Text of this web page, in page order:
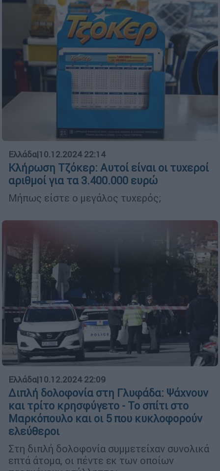
Ελλάδα|10.12.2024 22:14
Κλήρωση Τζόκερ: Αυτοί είναι οι τυχεροί
αριθμοί για τα 3.400.000 ευρώ
Μήπως είστε ο μεγάλος τυχερός;
Ελλάδα|10.12.2024 22:09
Διπλή δολοφονία στη Γλυφάδα: Ψάχνουν
και τρίτο κρησφύγετο - Το σπίτι στο
Μαρκόπουλο και οι 5 που κυκλοφορούν
ελεύθεροι
Στη διπλή δολοφονία συμμετείχαν συνολικά
επτά άτομα, οι πέντε εκ των οποίων